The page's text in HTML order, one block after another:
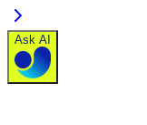
Ask AI